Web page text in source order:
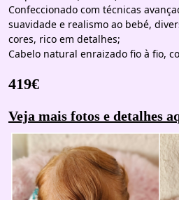
Confeccionado com técnicas
suavidade e realismo ao bebé,
cores, rico em detalhes;
Cabelo natural enraizado fio à fio,
419€
Veja mais fotos e detalhes